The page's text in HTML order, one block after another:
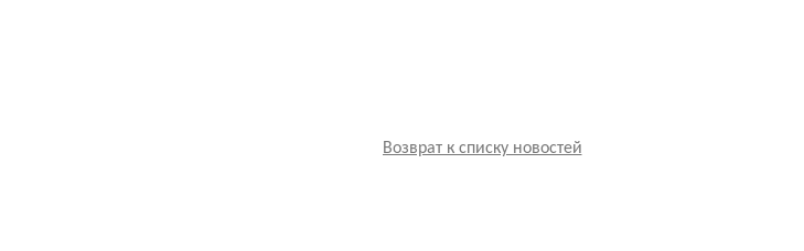
Возврат к списку новостей